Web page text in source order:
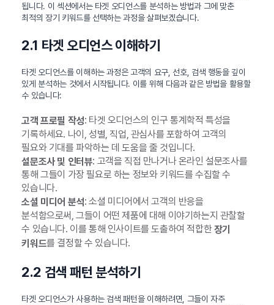
됩니다. 이 섹션에서는 타겟 오디언스를 분석하는 방법과 그에 맞춘
최적의 장기 키워드를 선택하는 과정을 살펴보겠습니다.
2.1 타겟 오디언스 이해하기
타겟 오디언스를 이해하는 과정은 고객의 요구, 선호, 검색 행동을 깊이
있게 분석하는 것에서 시작됩니다. 이를 위해 다음과 같은 방법을 활용할
수 있습니다:
고객 프로필 작성: 타겟 오디언스의 인구 통계학적 특성을
기록하세요. 나이, 성별, 직업, 관심사를 포함하여 고객의
필요와 기대를 파악하는 데 도움을 줄 것입니다.
설문조사 및 인터뷰: 고객을 직접 만나거나 온라인 설문조사를
통해 그들이 가장 필요로 하는 정보와 키워드를 수집할 수
있습니다.
소셜 미디어 분석: 소셜 미디어에서 고객의 반응을
분석함으로써, 그들이 어떤 제품에 대해 이야기하는지 관찰할
수 있습니다. 이를 통해 인사이트를 도출하여 적합한장기
키워드를 결정할 수 있습니다.
2.2 검색 패턴 분석하기
타겟 오디언스가 사용하는 검색 패턴을 이해하려면, 그들이 자주